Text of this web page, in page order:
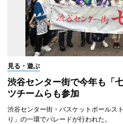
見る・遊ぶ
渋谷センター街で今年も「
ツチームらも参加
渋谷センター街・バスケットボールス
り」の一環でパレードが行われた。